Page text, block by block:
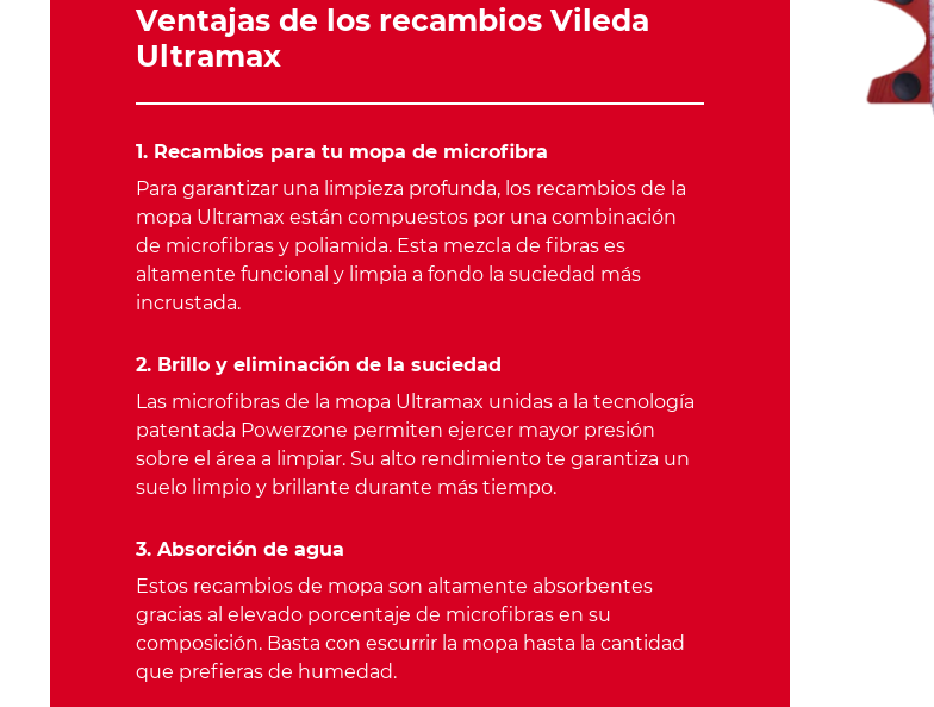
Ventajas de los recambios Vileda
Ultramax
1. Recambios para tu mopa de microfibra
Para garantizar una limpieza profunda, los recambios de la
mopa Ultramax están compuestos por una combinación
de microfibras y poliamida. Esta mezcla de fibras es
altamente funcional y limpia a fondo la suciedad más
incrustada.
2. Brillo y eliminación de la suciedad
Las microfibras de la mopa Ultramax unidas a la tecnología
patentada Powerzone permiten ejercer mayor presión
sobre el área a limpiar. Su alto rendimiento te garantiza un
suelo limpio y brillante durante más tiempo.
3. Absorción de agua
Estos recambios de mopa son altamente absorbentes
gracias al elevado porcentaje de microfibras en su
composición. Basta con escurrir la mopa hasta la cantidad
que prefieras de humedad.